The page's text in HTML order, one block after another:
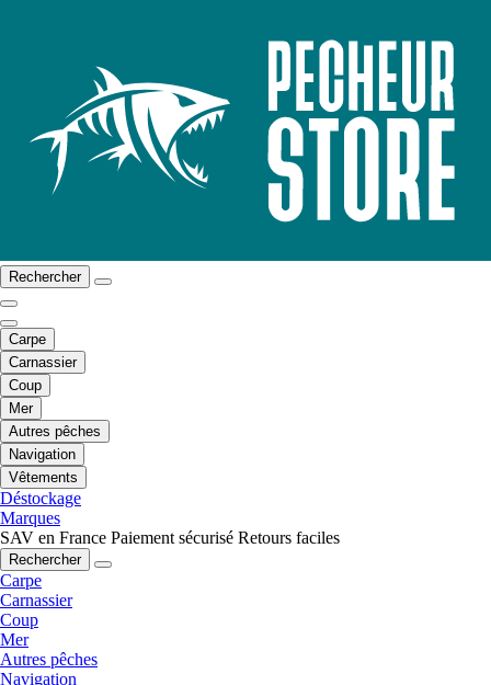
Rechercher
Carpe
Carnassier
Coup
Mer
Autres pêches
Navigation
Vêtements
Déstockage
Marques
SAV en France Paiement sécurisé Retours faciles
Rechercher
Carpe
Carnassier
Coup
Mer
Autres pêches
Navigation